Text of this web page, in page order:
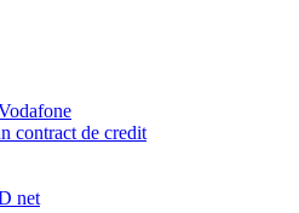
contract de credit
net